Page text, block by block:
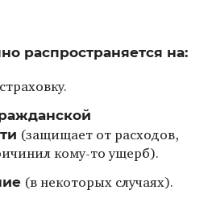
распространяется на:
(защищает от расходов,
кому-то ущерб).
(в некоторых случаях).